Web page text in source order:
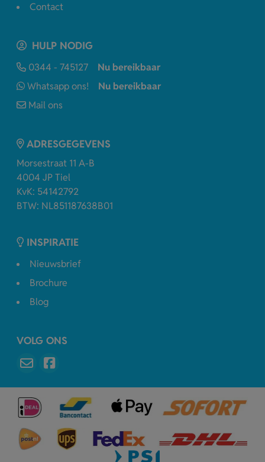
Contact
HULP NODIG
0344 - 745127
Nu bereikbaar
Whatsapp ons!
Nu bereikbaar
Mail ons
ADRESGEGEVENS
Morsestraat 11 A-B
4004 JP Tiel
KvK: 54142792
BTW: NL851187638B01
INSPIRATIE
Nieuwsbrief
Brochure
Blog
VOLG ONS